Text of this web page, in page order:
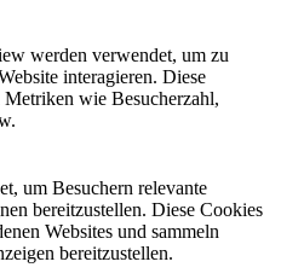
werden verwendet, um zu
interagieren. Diese
wie Besucherzahl,
um Besuchern relevante
bereitzustellen. Diese Cookies
Websites und sammeln
bereitzustellen.